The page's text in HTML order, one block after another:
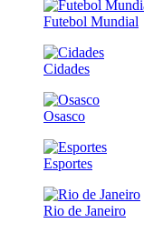
Futebol Mundial
Cidades
Osasco
Esportes
Rio de Janeiro